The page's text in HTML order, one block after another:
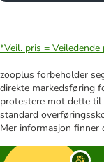
*Veil. pris = Veiledende
zooplus forbeholder
direkte markedsføring
protestere mot dette
standard
Mer informasjon finner